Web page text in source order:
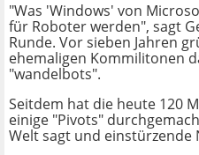
"Was 'Windows' von
für Roboter werden", sagt
Runde. Vor sieben Jahren
ehemaligen Kommilitonen
"wandelbots".
Seitdem hat die heute 120
einige "Pivots"
Welt sagt und einstürzende